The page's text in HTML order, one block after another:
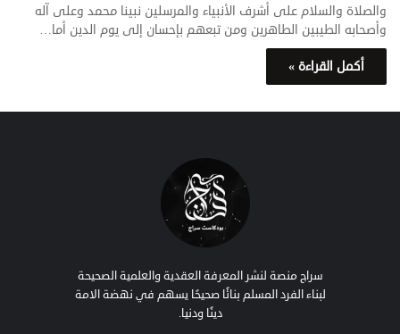
والصلاة والسلام على أشرف الأنبياء والمرسلين نبينا محمد وعلى آله
وأصحابه الطيبين الطاهرين ومن تبعهم بإحسان إلى يوم الدين أما…
أكمل القراءة »
سراج منصة لنشر المعرفة العقدية والعلمية الصحيحة
لبناء الفرد المسلم بنائًا صحيحًا يسهم في نهضة الامة
دينًا ودنيا.